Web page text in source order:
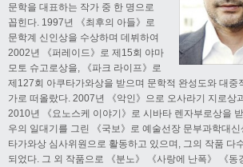
문학을 대표하는 작가 중 한 명으로
꼽힌다. 1997년 《최후의 아들》로
문학계 신인상을 수상하며 데뷔하여
2002년 《퍼레이드》로 제15회 야마
모토 슈고로상을, 《파크 라이프》로
제127회 아쿠타가와상을 받으며 문학적 완성도와 대중
가로 떠올랐다. 2007년 《악인》으로 오사라기 지로상
2010년 《요노스케 이야기》로 시바타 렌자부로상을
우의 일대기를 그린 《국보》로 예술선장 문부과학대
타가와상 심사위원으로 활동하고 있으며, 그의 작품 다
되었다. 그 외 작품으로 《분노》 《사랑에 난폭》 《동